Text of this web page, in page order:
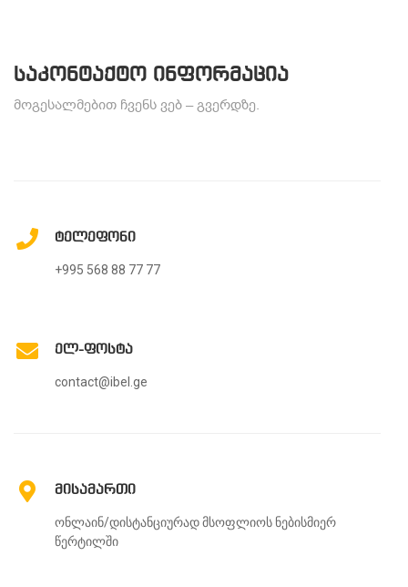
საკონტაქტო ინფორმაცია
მოგესალმებით ჩვენს ვებ – გვერდზე.
ტელეფონი
+995 568 88 77 77
ელ-ფოსტა
contact@ibel.ge
მისამართი
ონლაინ/დისტანციურად მსოფლიოს ნებისმიერ
წერტილში